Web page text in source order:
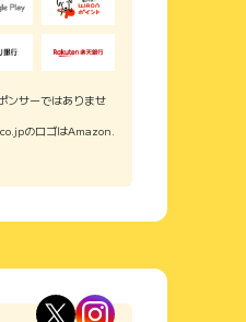
ンサーではありませ
のロゴはAmazon.